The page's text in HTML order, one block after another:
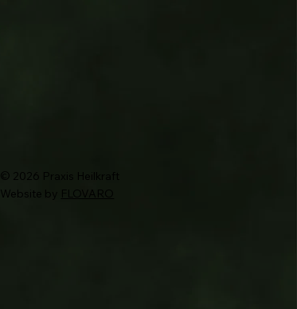
© 2026 Praxis Heilkraft
Website by
FLOVARO